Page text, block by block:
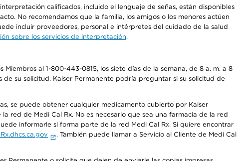
calificados, incluido el lenguaje de señas, están disponibles
No recomendamos que la familia, los amigos o los menores actúen
incluir proveedores, personal e intérpretes del cuidado de la salud
sobre los servicios de interpretación.
al 1-800-443-0815, los siete días de la semana, de 8 a. m. a 8
su solicitud. Kaiser Permanente podría preguntar si su solicitud de
se puede obtener cualquier medicamento cubierto por Kaiser
red de Medi Cal Rx. No es necesario que sea una farmacia de la red
informarle si forma parte de la red Medi Cal Rx. Si quiere encontrar
. También puede llamar a Servicio al Cliente de Medi Cal